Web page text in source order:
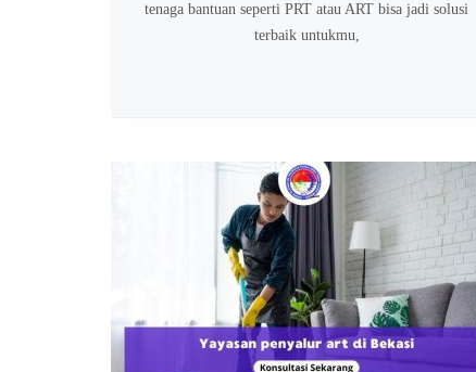
tenaga bantuan seperti PRT atau ART bisa jadi solusi
terbaik untukmu,